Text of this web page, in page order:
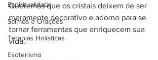
Espiritualidade
Salmos e Orações
Terapias Holísticas
Esoterismo
Queremos que os cristais deixem de ser
meramente decorativo e adorno para se
tornar ferramentas que enriquecem sua
vida.